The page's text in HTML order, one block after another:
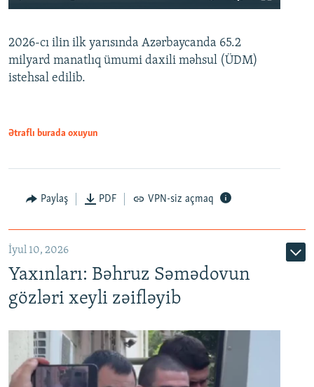
Auto 240p 360p 480p
360p
480p
2026-cı ilin ilk yarısında Azərbaycanda 65.2
milyard manatlıq ümumi daxili məhsul (ÜDM)
istehsal edilib.
Ətraflı burada oxuyun
Paylaş PDF VPN-siz açmaq
İyul 10, 2026
Yaxınları: Bəhruz Səmədovun
gözləri xeyli zəifləyib